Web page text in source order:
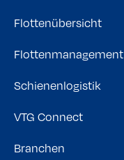
Flottenübersicht
Flottenmanagement
Schienenlogistik
VTG Connect
Branchen